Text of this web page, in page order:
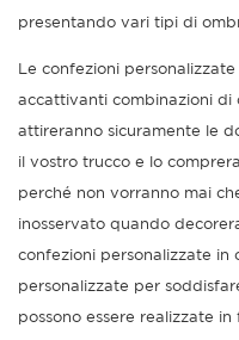
presentando vari tipi di
Le confezioni
accattivanti combinazioni di
attireranno sicuramente le
il vostro trucco e lo
perché non vorranno mai
inosservato quando
confezioni personalizzate in
personalizzate per
possono essere realizzate